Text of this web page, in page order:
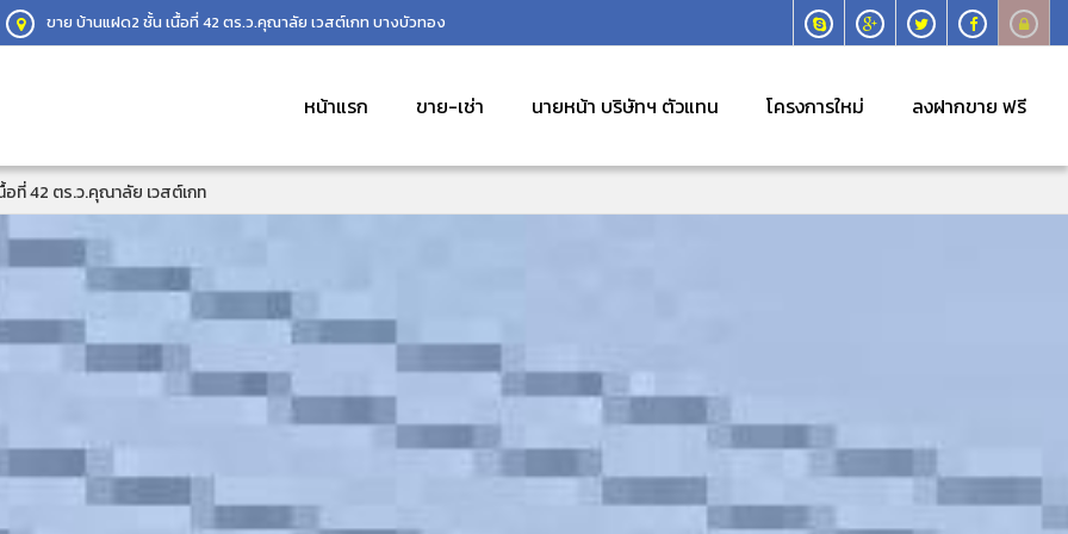
ขาย บ้านแฝด2 ชั้น เนื้อที่ 42 ตร.ว.คุณาลัย เวสต์เกท บางบัวทอง
หน้าแรก ขาย-เช่า นายหน้า บริษัทฯ ตัวแทน โครงการใหม่ ลงฝากขาย ฟรี
ที่ 42 ตร.ว.คุณาลัย เวสต์เกท